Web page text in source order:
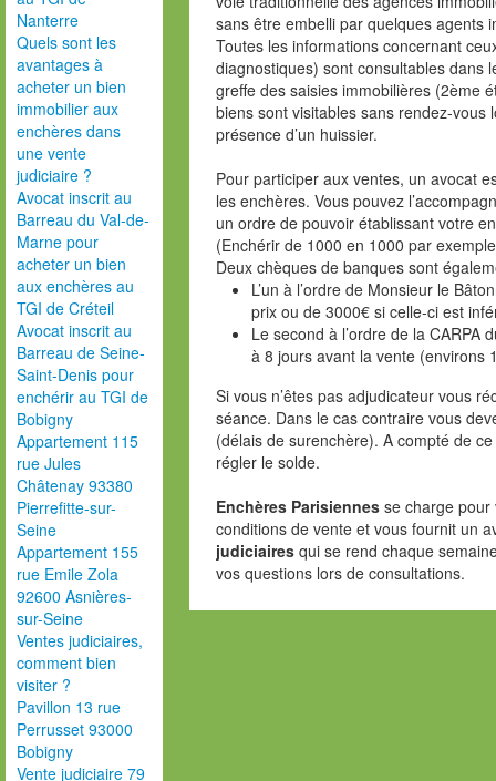
Nanterre
Quels sont les
avantages à
acheter un bien
immobilier aux
enchères dans
une vente
judiciaire ?
Avocat inscrit au
Barreau du Val-de-
Marne pour
acheter un bien
aux enchères au
TGI de Créteil
Avocat inscrit au
Barreau de Seine-
Saint-Denis pour
enchérir au TGI de
Bobigny
Appartement 115
rue Jules
Châtenay 93380
Pierrefitte-sur-
Seine
Appartement 155
rue Emile Zola
92600 Asnières-
sur-Seine
Ventes judiciaires,
comment bien
visiter ?
Pavillon 13 rue
Perrusset 93000
Bobigny
Vente judiciaire 79
sans être embelli par quelques agents
Toutes les informations concernant
diagnostiques) sont consultables dans
greffe des saisies immobilières (2ème
biens sont visitables sans rendez-vous
présence d’un huissier.
Pour participer aux ventes, un avocat
les enchères. Vous pouvez
un ordre de pouvoir établissant votre
(Enchérir de 1000 en 1000 par
Deux chèques de banques sont
L’un à l’ordre de Monsieur le
prix ou de 3000€ si celle-ci est
Le second à l’ordre de la CARPA
à 8 jours avant la vente (environs
Si vous n’êtes pas adjudicateur vous
séance. Dans le cas contraire vous
(délais de surenchère). A compté de
régler le solde.
Enchères Parisiennes se charge pour
conditions de vente et vous fournit un
judiciairesqui se rend chaque
vos questions lors de consultations.